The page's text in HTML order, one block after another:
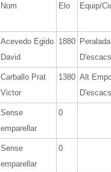
Nom Elo Equip/
Acevedo Egido
David
1880
D'escacs
Carballo Prat
Victor
1380 Alt
D'escacs
Sense
emparellar
0
Sense
emparellar
0